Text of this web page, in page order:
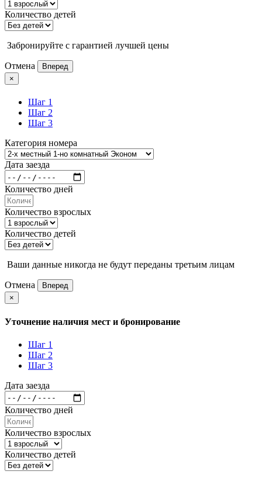
Количество детей
Забронируйте с гарантией лучшей цены
Отмена
Вперед
×
Шаг 1
Шаг 2
Шаг 3
Категория номера
Дата заезда
Количество дней
Количество взрослых
Количество детей
Ваши данные никогда не будут переданы третьим лицам
Отмена
Вперед
×
Уточнение наличия мест и бронирование
Шаг 1
Шаг 2
Шаг 3
Дата заезда
Количество дней
Количество взрослых
Количество детей